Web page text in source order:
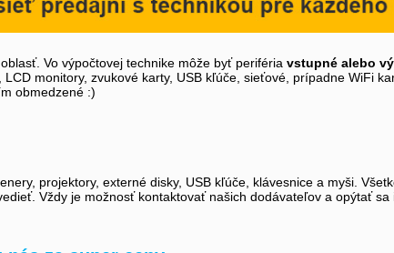
Vo výpočtovej technike môže byť periféria vstupné alebo
LCD monitory, zvukové karty, USB kľúče, sieťové, prípadne WiFi
obmedzené :)
projektory, externé disky, USB kľúče, klávesnice a myši.
Vždy je možnosť kontaktovať našich dodávateľov a opýtať sa